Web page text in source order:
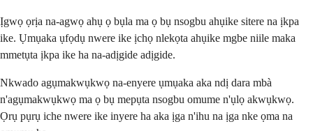
Ịgwọ ọrịa na-agwọ ahụ ọ bụla ma ọ bụ nsogbu ahụike sitere na ịkpa
ike. Ụmụaka ụfọdụ nwere ike ịchọ nlekọta ahụike mgbe niile maka
mmetụta ịkpa ike ha na-adịgide adịgide.
Nkwado agụmakwụkwọ na-enyere ụmụaka aka ndị dara mbà
n'agụmakwụkwọ ma ọ bụ mepụta nsogbu omume n'ụlọ akwụkwọ.
Ọrụ pụrụ iche nwere ike inyere ha aka ịga n'ihu na ịga nke ọma na